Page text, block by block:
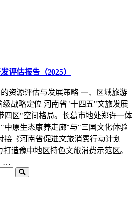
评估报告（2025）
资源评估与发展策略 一、区域旅游
级战略定位 河南省"十四五"文旅发展
四区"空间格局。长葛市地处郑许一体
中原生态康养走廊"与"三国文化体验
接《河南省促进文旅消费行动计划
打造豫中地区特色文旅消费示范区。
…